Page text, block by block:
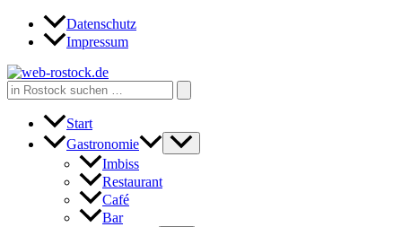
Zum
Inhalt
Datenschutz
Impressum
Search
for:
Start
Gastronomie
Imbiss
Restaurant
Café
Bar